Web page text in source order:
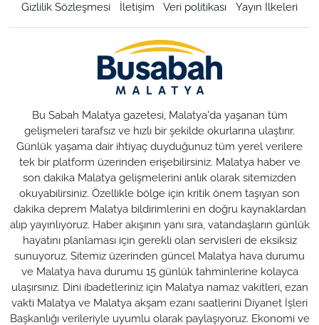
Gizlilik Sözleşmesi İletişim Veri politikası Yayın İlkeleri
Bu Sabah Malatya gazetesi, Malatya'da yaşanan tüm
gelişmeleri tarafsız ve hızlı bir şekilde okurlarına ulaştırır.
Günlük yaşama dair ihtiyaç duyduğunuz tüm yerel verilere
tek bir platform üzerinden erişebilirsiniz. Malatya haber ve
son dakika Malatya gelişmelerini anlık olarak sitemizden
okuyabilirsiniz. Özellikle bölge için kritik önem taşıyan son
dakika deprem Malatya bildirimlerini en doğru kaynaklardan
alıp yayınlıyoruz. Haber akışının yanı sıra, vatandaşların günlük
hayatını planlaması için gerekli olan servisleri de eksiksiz
sunuyoruz. Sitemiz üzerinden güncel Malatya hava durumu
ve Malatya hava durumu 15 günlük tahminlerine kolayca
ulaşırsınız. Dini ibadetleriniz için Malatya namaz vakitleri, ezan
vakti Malatya ve Malatya akşam ezanı saatlerini Diyanet İşleri
Başkanlığı verileriyle uyumlu olarak paylaşıyoruz. Ekonomi ve